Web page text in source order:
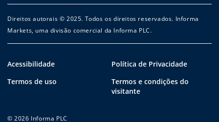
Direitos autorais © 2025. Todos os direitos reservados. Informa
Markets, uma divisão comercial da Informa PLC.
Acessibilidade
Política de Privacidade
Termos de uso
Termos e condições do
visitante
© 2026 Informa PLC